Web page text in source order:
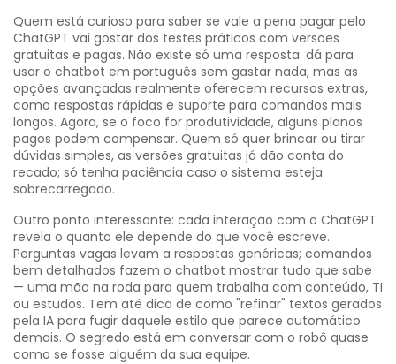
Quem está curioso para saber se vale a pena pagar pelo
ChatGPT vai gostar dos testes práticos com versões
gratuitas e pagas. Não existe só uma resposta: dá para
usar o chatbot em português sem gastar nada, mas as
opções avançadas realmente oferecem recursos extras,
como respostas rápidas e suporte para comandos mais
longos. Agora, se o foco for produtividade, alguns planos
pagos podem compensar. Quem só quer brincar ou tirar
dúvidas simples, as versões gratuitas já dão conta do
recado; só tenha paciência caso o sistema esteja
sobrecarregado.
Outro ponto interessante: cada interação com o ChatGPT
revela o quanto ele depende do que você escreve.
Perguntas vagas levam a respostas genéricas; comandos
bem detalhados fazem o chatbot mostrar tudo que sabe
— uma mão na roda para quem trabalha com conteúdo, TI
ou estudos. Tem até dica de como "refinar" textos gerados
pela IA para fugir daquele estilo que parece automático
demais. O segredo está em conversar com o robô quase
como se fosse alguém da sua equipe.